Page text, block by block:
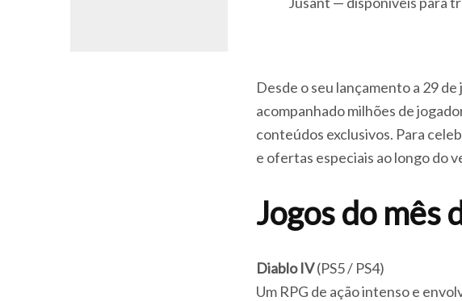
Desde o seu lançamento a 29
acompanhado milhões de
conteúdos exclusivos. Para
e ofertas especiais ao longo do
Jogos do mês
Diablo IV(PS5 / PS4)
Um RPG de ação intenso e